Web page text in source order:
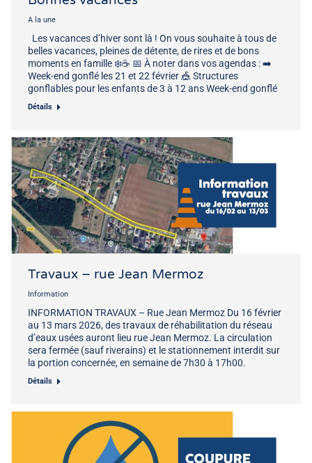
A la une
Les vacances d’hiver sont là ! On vous souhaite à tous de
belles vacances, pleines de détente, de rires et de bons
moments en famille ❄️☕ 📅 À noter dans vos agendas : ➡️
Week-end gonflé les 21 et 22 février 🎪 Structures
gonflables pour les enfants de 3 à 12 ans Week-end gonflé
Détails
Travaux – rue Jean Mermoz
Information
INFORMATION TRAVAUX – Rue Jean Mermoz Du 16 février
au 13 mars 2026, des travaux de réhabilitation du réseau
d’eaux usées auront lieu rue Jean Mermoz. La circulation
sera fermée (sauf riverains) et le stationnement interdit sur
la portion concernée, en semaine de 7h30 à 17h00.
Détails